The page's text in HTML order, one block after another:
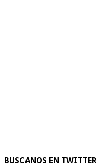
BUSCANOS EN TWITTER